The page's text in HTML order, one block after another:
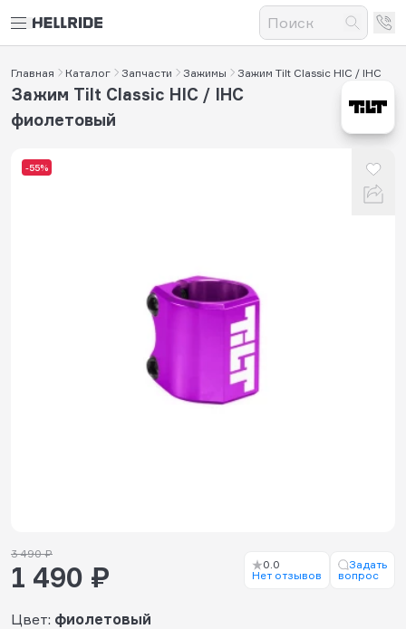
Главная Каталог Запчасти Зажимы Зажим Tilt Classic HIC / IHC
-55%
Зажим Tilt Classic HIC / IHC
фиолетовый
Цвет: фиолетовый
3 490 ₽
1 490 ₽
0.0
Нет отзывов
Задать
вопрос